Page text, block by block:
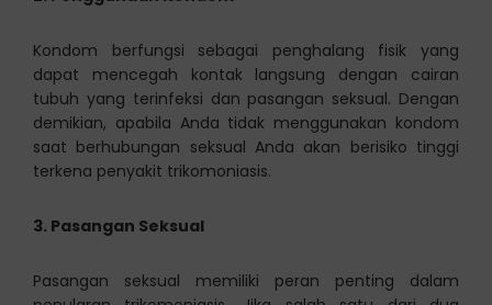
Kondom berfungsi sebagai penghalang fisik yang
dapat mencegah kontak langsung dengan cairan
tubuh yang terinfeksi dan pasangan seksual. Dengan
demikian, apabila Anda tidak menggunakan kondom
saat berhubungan seksual Anda akan berisiko tinggi
terkena penyakit trikomoniasis.
3. Pasangan Seksual
Pasangan seksual memiliki peran penting dalam